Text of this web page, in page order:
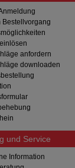
Bestellvorgang
anfordern
downloaden
und Service
Information